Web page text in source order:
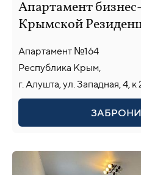
Апартамент
Крымской
Апартамент №164
Республика Крым,
г. Алушта, ул. Западная, 4, к